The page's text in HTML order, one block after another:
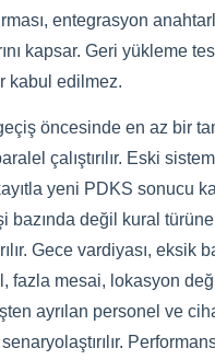
entegrasyon
kapsar. Geri yükleme
kabul edilmez.
öncesinde en az bir
çalıştırılır. Eski
yeni PDKS sonucu
bazında değil kural
Gece vardiyası, eksik
fazla mesai, lokasyon
ayrılan personel ve